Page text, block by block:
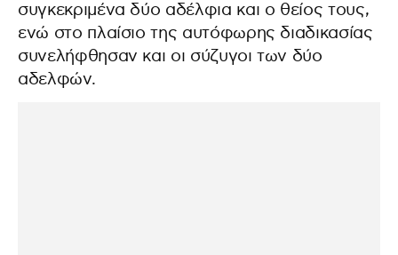
συγκεκριμένα δύο αδέλφια και ο θείος τους,
ενώ στο πλαίσιο της αυτόφωρης διαδικασίας
συνελήφθησαν και οι σύζυγοι των δύο
αδελφών.